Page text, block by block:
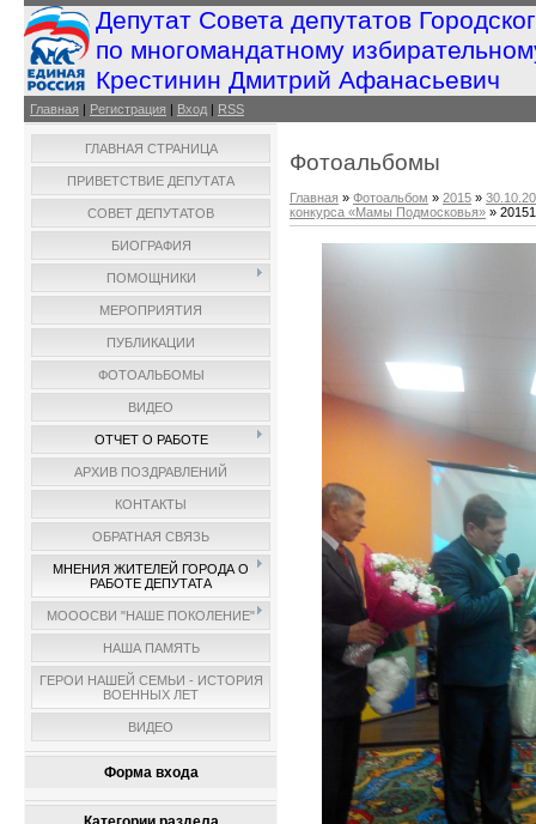
Депутат Совета депутатов
по многомандатному
Крестинин Дмитрий Афанасьевич
Главная | Регистрация | Вход | RSS
ГЛАВНАЯ СТРАНИЦА
ПРИВЕТСТВИЕ ДЕПУТАТА
СОВЕТ ДЕПУТАТОВ
БИОГРАФИЯ
ПОМОЩНИКИ
МЕРОПРИЯТИЯ
ПУБЛИКАЦИИ
ФОТОАЛЬБОМЫ
ВИДЕО
ОТЧЕТ О РАБОТЕ
АРХИВ ПОЗДРАВЛЕНИЙ
КОНТАКТЫ
ОБРАТНАЯ СВЯЗЬ
МНЕНИЯ ЖИТЕЛЕЙ ГОРОДА О
РАБОТЕ ДЕПУТАТА
МОООСВИ "НАШЕ ПОКОЛЕНИЕ"
НАША ПАМЯТЬ
ГЕРОИ НАШЕЙ СЕМЬИ - ИСТОРИЯ
ВОЕННЫХ ЛЕТ
ВИДЕО
Форма входа
Фотоальбомы
Главная » Фотоальбом » 2015 »
конкурса «Мамы Подмосковья» »